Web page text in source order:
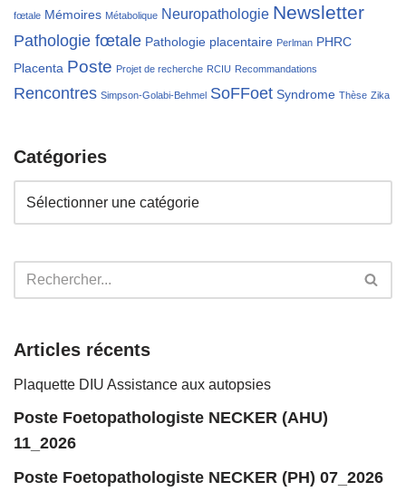
fœtale Mémoires Métabolique Neuropathologie Newsletter
Pathologie fœtale Pathologie placentaire Perlman PHRC
Placenta Poste Projet de recherche RCIU Recommandations
Rencontres Simpson-Golabi-Behmel SoFFoet Syndrome Thèse Zika
Catégories
Articles récents
Plaquette DIU Assistance aux autopsies
Poste Foetopathologiste NECKER (AHU)
11_2026
Poste Foetopathologiste NECKER (PH) 07_2026